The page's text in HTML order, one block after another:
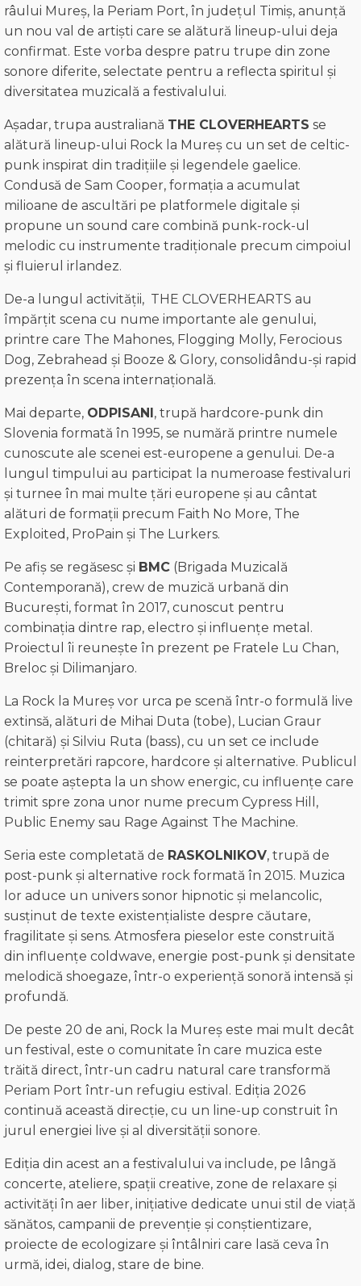
râului Mureș, la Periam Port, în județul Timiș, anunță
un nou val de artiști care se alătură lineup-ului deja
confirmat. Este vorba despre patru trupe din zone
sonore diferite, selectate pentru a reflecta spiritul și
diversitatea muzicală a festivalului.
Așadar, trupa australiană THE CLOVERHEARTS se
alătură lineup-ului Rock la Mureș cu un set de celtic-
punk inspirat din tradițiile și legendele gaelice.
Condusă de Sam Cooper, formația a acumulat
milioane de ascultări pe platformele digitale și
propune un sound care combină punk-rock-ul
melodic cu instrumente tradiționale precum cimpoiul
și fluierul irlandez.
De-a lungul activității, THE CLOVERHEARTS au
împărțit scena cu nume importante ale genului,
printre care The Mahones, Flogging Molly, Ferocious
Dog, Zebrahead și Booze & Glory, consolidându-și rapid
prezența în scena internațională.
Mai departe, ODPISANI , trupă hardcore-punk din
Slovenia formată în 1995, se numără printre numele
cunoscute ale scenei est-europene a genului. De-a
lungul timpului au participat la numeroase festivaluri
și turnee în mai multe țări europene și au cântat
alături de formații precum Faith No More, The
Exploited, ProPain și The Lurkers.
Pe afiș se regăsesc și BMC (Brigada Muzicală
Contemporană), crew de muzică urbană din
București, format în 2017, cunoscut pentru
combinația dintre rap, electro și influențe metal.
Proiectul îi reunește în prezent pe Fratele Lu Chan,
Breloc și Dilimanjaro.
La Rock la Mureș vor urca pe scenă într-o formulă live
extinsă, alături de Mihai Duta (tobe), Lucian Graur
(chitară) și Silviu Ruta (bass), cu un set ce include
reinterpretări rapcore, hardcore și alternative. Publicul
se poate aștepta la un show energic, cu influențe care
trimit spre zona unor nume precum Cypress Hill,
Public Enemy sau Rage Against The Machine.
Seria este completată de RASKOLNIKOV, trupă de
post-punk și alternative rock formată în 2015. Muzica
lor aduce un univers sonor hipnotic și melancolic,
susținut de texte existențialiste despre căutare,
fragilitate și sens. Atmosfera pieselor este construită
din influențe coldwave, energie post-punk și densitate
melodică shoegaze, într-o experiență sonoră intensă și
profundă.
De peste 20 de ani, Rock la Mureș este mai mult decât
un festival, este o comunitate în care muzica este
trăită direct, într-un cadru natural care transformă
Periam Port într-un refugiu estival. Ediția 2026
continuă această direcție, cu un line-up construit în
jurul energiei live și al diversității sonore.
Ediția din acest an a festivalului va include, pe lângă
concerte, ateliere, spații creative, zone de relaxare și
activități în aer liber, inițiative dedicate unui stil de viață
sănătos, campanii de prevenție și conștientizare,
proiecte de ecologizare și întâlniri care lasă ceva în
urmă, idei, dialog, stare de bine.